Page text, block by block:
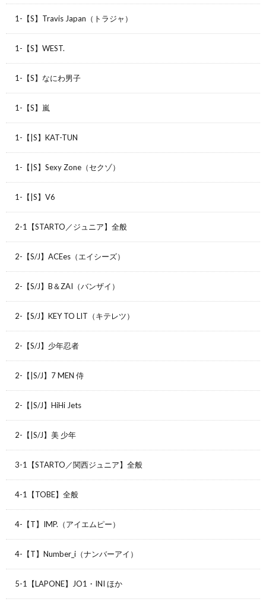
1-【S】Travis Japan（トラジャ）
1-【S】WEST.
1-【S】なにわ男子
1-【S】嵐
1-【|S】KAT-TUN
1-【|S】Sexy Zone（セクゾ）
1-【|S】V6
2-1【STARTO／ジュニア】全般
2-【S/J】ACEes（エイシーズ）
2-【S/J】B＆ZAI（バンザイ）
2-【S/J】KEY TO LIT（キテレツ）
2-【S/J】少年忍者
2-【|S/J】7 MEN 侍
2-【|S/J】HiHi Jets
2-【|S/J】美 少年
3-1【STARTO／関西ジュニア】全般
4-1【TOBE】全般
4-【T】IMP.（アイエムピー）
4-【T】Number_i（ナンバーアイ）
5-1【LAPONE】JO1・INI ほか